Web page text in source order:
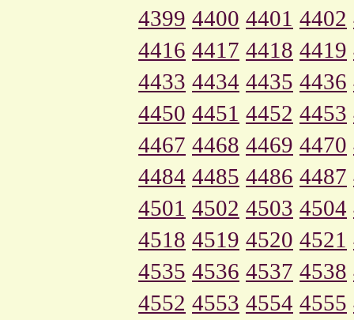
4399 4400 4401 4402
4416 4417 4418 4419
4433 4434 4435 4436
4450 4451 4452 4453
4467 4468 4469 4470
4484 4485 4486 4487
4501 4502 4503 4504
4518 4519 4520 4521
4535 4536 4537 4538
4552 4553 4554 4555